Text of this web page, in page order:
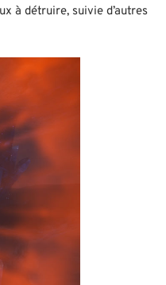
à détruire, suivie d’autres